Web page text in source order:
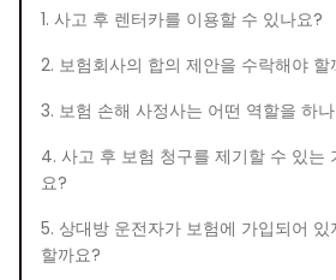
1. 사고 후 렌터카를 이용할 수 있나요?
2. 보험회사의 합의 제안을 수락해야 할
3. 보험 손해 사정사는 어떤 역할을 하
4. 사고 후 보험 청구를 제기할 수 있는
요?
5. 상대방 운전자가 보험에 가입되어
할까요?